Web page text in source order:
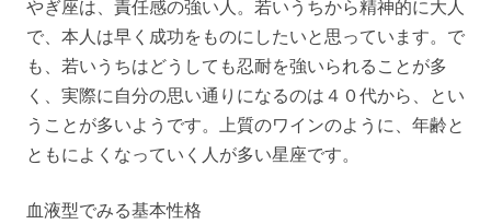
やぎ座は、責任感の強い人。若いうちから精神的に大人
で、本人は早く成功をものにしたいと思っています。で
も、若いうちはどうしても忍耐を強いられることが多
く、実際に自分の思い通りになるのは４０代から、とい
うことが多いようです。上質のワインのように、年齢と
ともによくなっていく人が多い星座です。
血液型でみる基本性格